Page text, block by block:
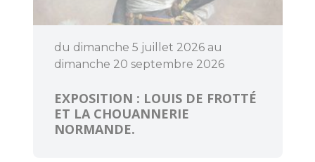
du dimanche 5 juillet 2026 au
dimanche 20 septembre 2026
EXPOSITION : LOUIS DE FROTTÉ
ET LA CHOUANNERIE
NORMANDE.